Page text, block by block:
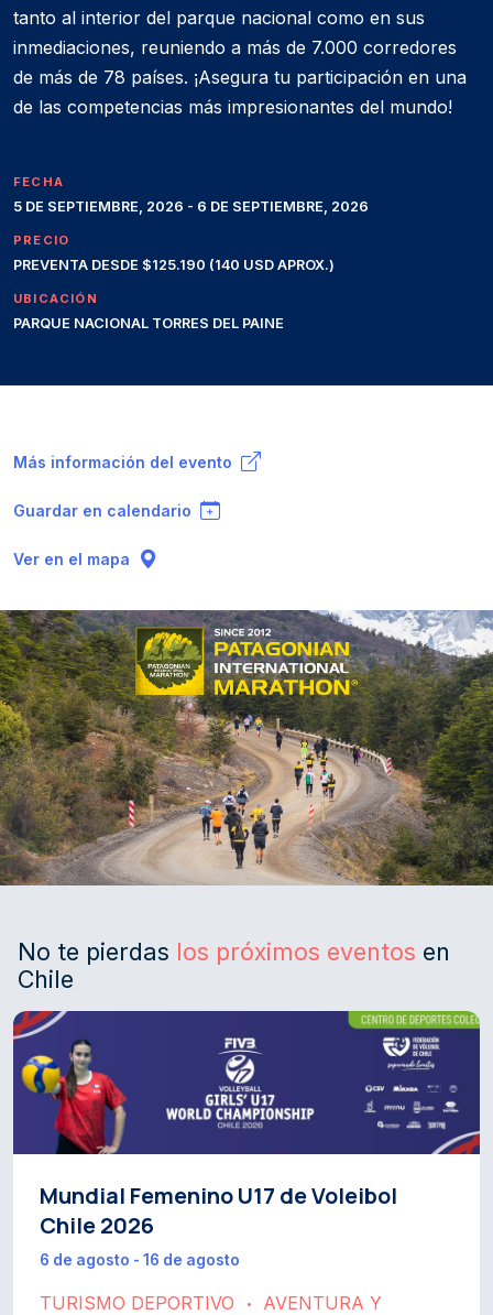
tanto al interior del parque nacional como en sus
inmediaciones, reuniendo a más de 7.000 corredores
de más de 78 países. ¡Asegura tu participación en una
de las competencias más impresionantes del mundo!
FECHA
5 DE SEPTIEMBRE, 2026 - 6 DE SEPTIEMBRE, 2026
PRECIO
PREVENTA DESDE $125.190 (140 USD APROX.)
UBICACIÓN
PARQUE NACIONAL TORRES DEL PAINE
Más información del evento
Guardar en calendario
Ver en el mapa
No te pierdas los próximos eventos en
Chile
Mundial Femenino U17 de Voleibol
Chile 2026
6 de agosto - 16 de agosto
TURISMO DEPORTIVO •
AVENTURA Y